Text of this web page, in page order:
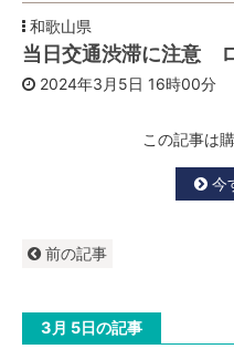
和歌山県
当日交通渋滞に注意
2024年3月5日 16時00分
この記事は
今
前の記事
3月 5日の記事